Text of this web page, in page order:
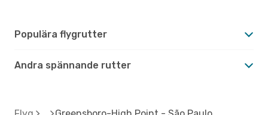
Populära flygrutter
Andra spännande rutter